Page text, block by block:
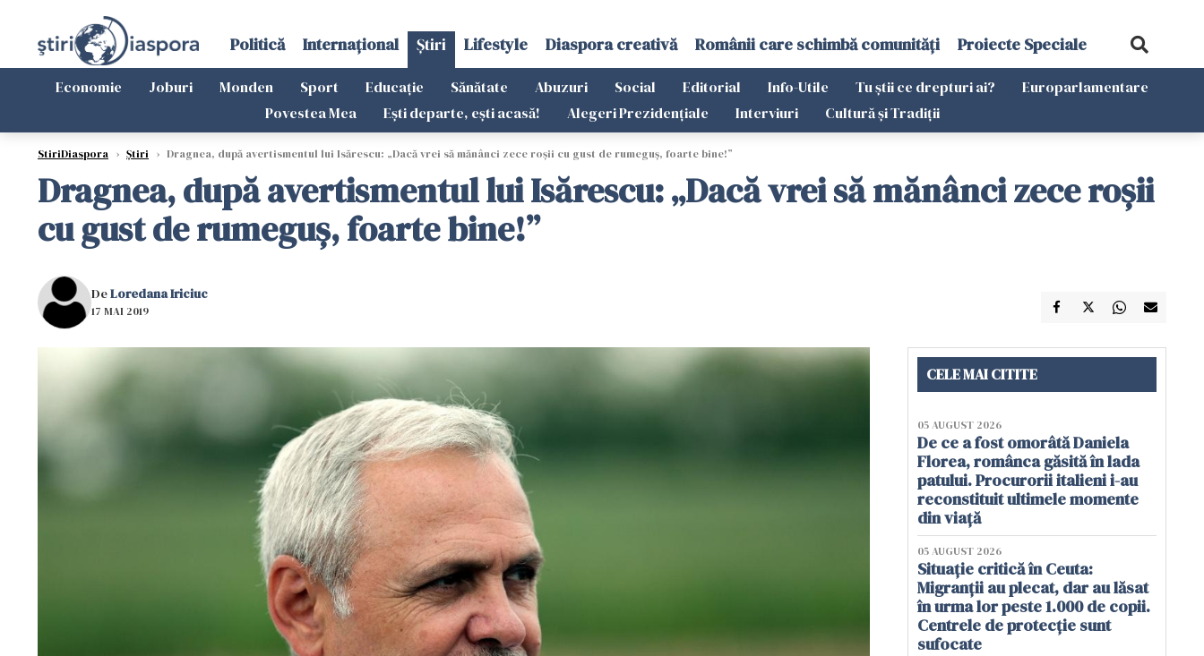
Politică Internațional Știri Lifestyle Diaspora creativă Românii care schimbă comunități Proiecte Speciale
Economie Joburi Monden Sport Educație Sănătate Abuzuri Social Editorial Info-Utile Tu știi ce drepturi ai?
Europarlamentare
Povestea Mea
Ești departe, ești acasă! Alegeri Prezidențiale Interviuri Cultură și Tradiții
StiriDiaspora › Știri › Dragnea, după avertismentul lui Isărescu: „Dacă vrei să mănânci zece roșii cu gust de rumeguș, foarte bine!”
Dragnea, după avertismentul lui Isărescu: „Dacă vrei să mănânci zece roșii
cu gust de rumeguș, foarte bine!”
DeLoredana Iriciuc
17 MAI 2019
CELE MAI CITITE
05 AUGUST 2026
De ce a fost omorâtă Daniela
Florea, românca găsită în lada
patului. Procurorii italieni i-au
reconstituit ultimele momente
din viață
05 AUGUST 2026
Situație critică în Ceuta:
Migranții au plecat, dar au lăsat
în urma lor peste 1.000 de copii.
Centrele de protecție sunt
sufocate